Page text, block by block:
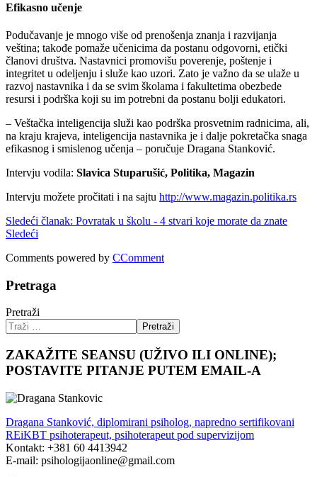
Efikasno učenje
Podučavanje je mnogo više od prenošenja znanja i razvijanja
veština; takođe pomaže učenicima da postanu odgovorni, etički
članovi društva. Nastavnici promovišu poverenje, poštenje i
integritet u odeljenju i služe kao uzori. Zato je važno da se ulaže u
razvoj nastavnika i da se svim školama i fakultetima obezbede
resursi i podrška koji su im potrebni da postanu bolji edukatori.
– Veštačka inteligencija služi kao podrška prosvetnim radnicima, ali,
na kraju krajeva, inteligencija nastavnika je i dalje pokretačka snaga
efikasnog i smislenog učenja – poručuje Dragana Stanković.
Intervju vodila: Slavica Stuparušić, Politika, Magazin
Intervju možete pročitati i na sajtu http://www.magazin.politika.rs
Sledeći članak: Povratak u školu - 4 stvari koje morate da znate
Sledeći
Comments powered by CComment
Pretraga
Pretraži
Pretraži
ZAKAŽITE SEANSU (UŽIVO ILI ONLINE);
POSTAVITE PITANJE PUTEM EMAIL-A
Dragana Stanković, diplomirani psiholog, napredno sertifikovani
REiKBT psihoterapeut, psihoterapeut pod supervizijom
Kontakt: +381 60 4413942
E-mail: psihologijaonline@gmail.com